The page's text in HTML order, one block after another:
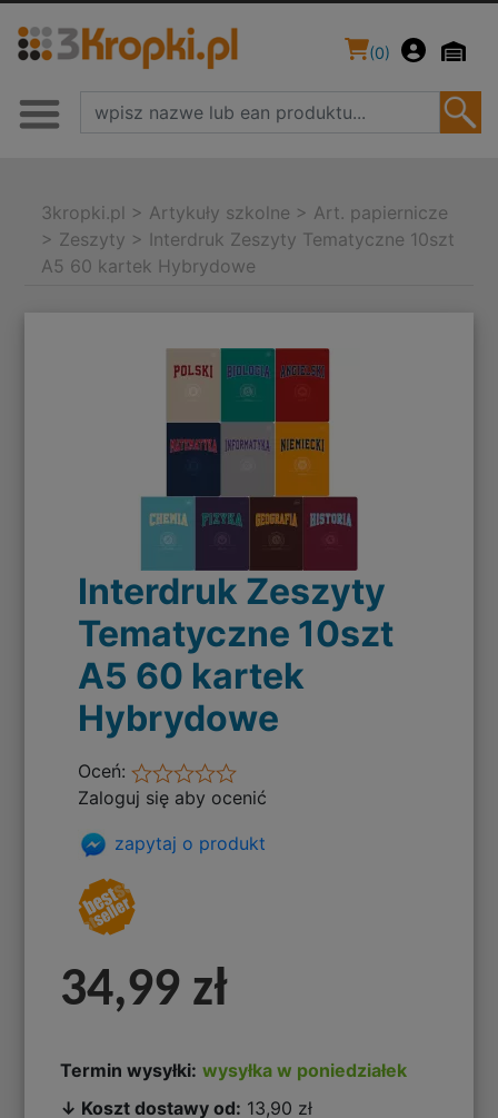
(0)
3kropki.pl > Artykuły szkolne > Art. papiernicze
> Zeszyty > Interdruk Zeszyty Tematyczne 10szt
A5 60 kartek Hybrydowe
Interdruk Zeszyty
Tematyczne 10szt
A5 60 kartek
Hybrydowe
Oceń:
Zaloguj się aby ocenić
zapytaj o produkt
34,99 zł
Termin wysyłki: wysyłka w poniedziałek
↓ Koszt dostawy od: 13,90 zł